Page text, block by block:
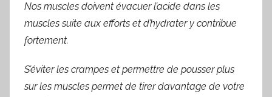
Nos muscles doivent évacuer l’acide dans les
muscles suite aux efforts et d’hydrater y contribue
fortement.
S’éviter les crampes et permettre de pousser plus
sur les muscles permet de tirer davantage de votre